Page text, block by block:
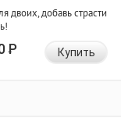
двоих, добавь страсти
Р Купить